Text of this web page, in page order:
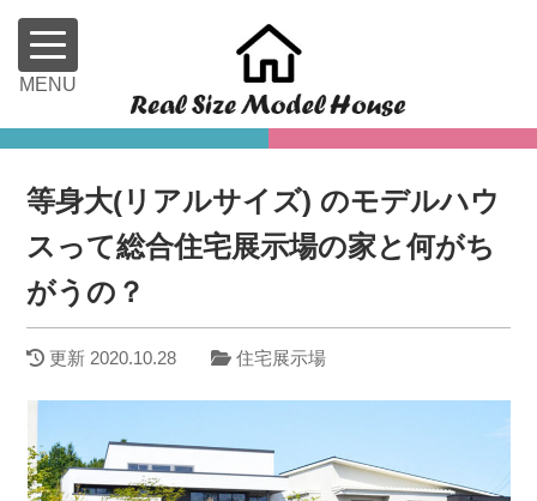
等身大(リアルサイズ) のモデルハウ
スって総合住宅展示場の家と何がち
がうの？
更新 2020.10.28 住宅展示場